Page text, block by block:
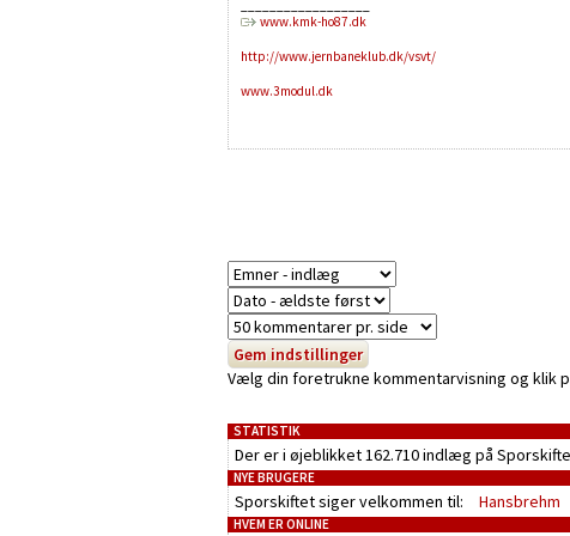
www.kmk-ho87.dk
http://www.jernbaneklub.dk/vsvt/
www.3modul.dk
Vælg din foretrukne kommentarvisning og klik
STATISTIK
Der er i øjeblikket 162.710 indlæg på
NYE BRUGERE
Sporskiftet siger velkommen til: Hansbrehm
HVEM ER ONLINE